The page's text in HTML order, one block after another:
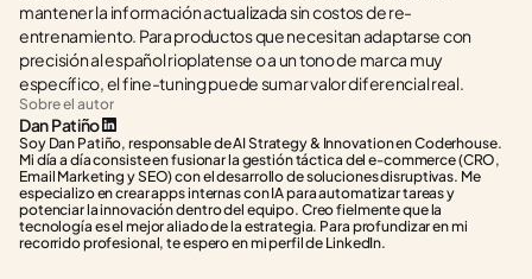
mantener la información actualizada sin costos de re-
entrenamiento. Para productos que necesitan adaptarse con
precisión al español rioplatense o a un tono de marca muy
específico, el fine-tuning puede sumar valor diferencial real.
Sobre el autor
Dan Patiño
Soy Dan Patiño, responsable de AI Strategy & Innovation en Coderhouse.
Mi día a día consiste en fusionar la gestión táctica del e-commerce (CRO,
Email Marketing y SEO) con el desarrollo de soluciones disruptivas. Me
especializo en crear apps internas con IA para automatizar tareas y
potenciar la innovación dentro del equipo. Creo fielmente que la
tecnología es el mejor aliado de la estrategia. Para profundizar en mi
recorrido profesional, te espero en mi perfil de LinkedIn.